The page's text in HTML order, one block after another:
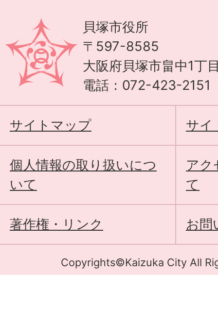
貝塚市役所
〒597-8585
大阪府貝塚市畠中1丁
電話：072-423-2151
サイトマップ サイ
個人情報の取り扱いにつ
いて
アク
て
著作権・リンク お問
Copyrights©Kaizuka City All